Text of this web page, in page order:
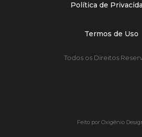
Política de
Termos de Uso
Todos os Direitos
Feito por Oxigênio